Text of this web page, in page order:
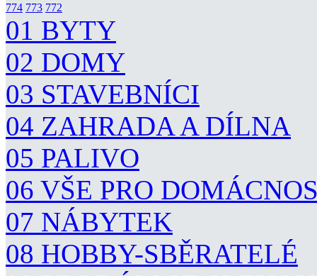
774 773 772
01 BYTY
02 DOMY
03 STAVEBNÍCI
04 ZAHRADA A DÍLNA
05 PALIVO
06 VŠE PRO
07 NÁBYTEK
08 HOBBY-SBĚRATELÉ